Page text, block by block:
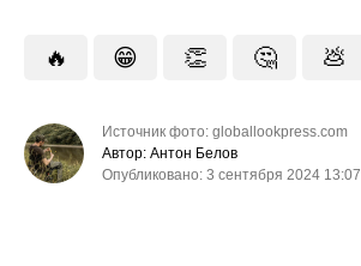
🔥 😁 👏 🤔 💩
Источник фото: globallookpress.com
Автор: Антон Белов
Опубликовано: 3 сентября 2024 13:07